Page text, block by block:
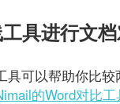
具进行文
具可以帮助你比较
的Word对比工